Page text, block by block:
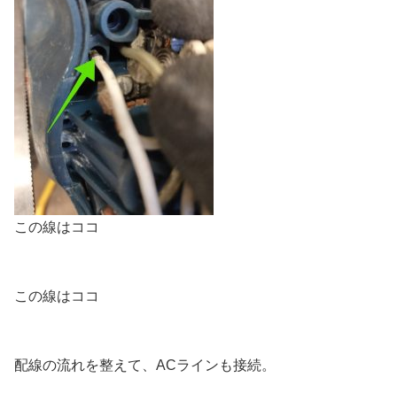
この線はココ
この線はココ
配線の流れを整えて、ACラインも接続。